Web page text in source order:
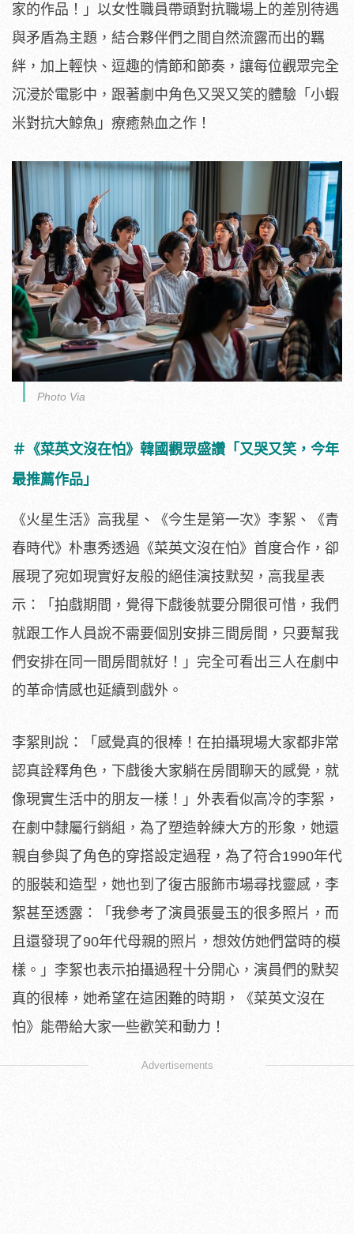
家的作品！」以女性職員帶頭對抗職場上的差別待遇
與矛盾為主題，結合夥伴們之間自然流露而出的羈
絆，加上輕快、逗趣的情節和節奏，讓每位觀眾完全
沉浸於電影中，跟著劇中角色又哭又笑的體驗「小蝦
米對抗大鯨魚」療癒熱血之作！
Photo Via
＃《菜英文沒在怕》韓國觀眾盛讚「又哭又笑， 今年
最推薦作品」
《火星生活》高我星、《今生是第一次》李絮、《青
春時代》 朴惠秀透過《菜英文沒在怕》首度合作， 卻
展現了宛如現實好友般的絕佳演技默契，高我星表
示：「 拍戲期間，覺得下戲後就要分開很可惜， 我們
就跟工作人員說不需要個別安排三間房間， 只要幫我
們安排在同一間房間就好！」 完全可看出三人在劇中
的革命情感也延續到戲外。
李絮則說：「 感覺真的很棒！在拍攝現場大家都非常
認真詮釋角色，
下戲後大家躺在房間聊天的感覺，就
像現實生活中的朋友一樣！」 外表看似高冷的李絮，
在劇中隸屬行銷組， 為了塑造幹練大方的形象，她還
親自參與了角色的穿搭設定過程， 為了符合1990年代
的服裝和造型， 她也到了復古服飾市場尋找靈感，李
絮甚至透露：「 我參考了演員張曼玉的很多照片，而
且還發現了90年代母親的照片 ，想效仿她們當時的模
樣。」李絮也表示拍攝過程十分開心， 演員們的默契
真的很棒，她希望在這困難的時期，《菜英文沒在
怕》 能帶給大家一些歡笑和動力！
Advertisements